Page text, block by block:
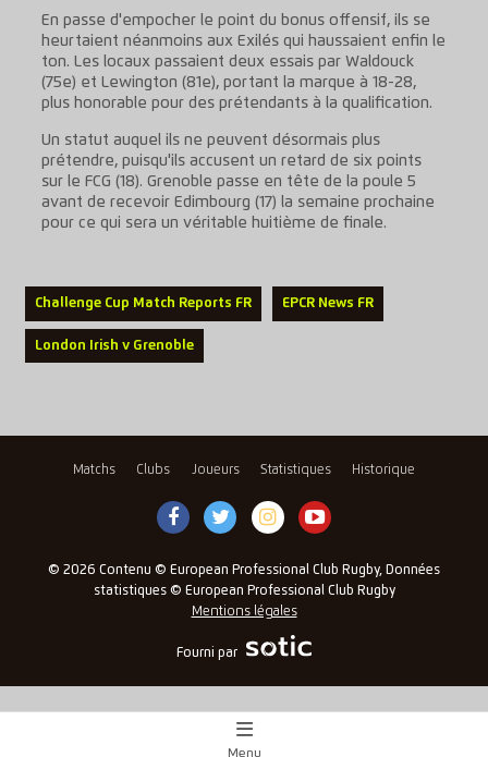
En passe d'empocher le point du bonus offensif, ils se
heurtaient néanmoins aux Exilés qui haussaient enfin le
ton. Les locaux passaient deux essais par Waldouck
(75e) et Lewington (81e), portant la marque à 18-28,
plus honorable pour des prétendants à la qualification.
Un statut auquel ils ne peuvent désormais plus
prétendre, puisqu'ils accusent un retard de six points
sur le FCG (18). Grenoble passe en tête de la poule 5
avant de recevoir Edimbourg (17) la semaine prochaine
pour ce qui sera un véritable huitième de finale.
Challenge Cup Match Reports FR EPCR News FR
London Irish v Grenoble
Matchs Clubs Joueurs Statistiques Historique
© 2026 Contenu © European Professional Club Rugby, Données
statistiques © European Professional Club Rugby
Mentions légales
Fourni par
Menu